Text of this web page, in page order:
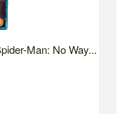
Man: No Way...